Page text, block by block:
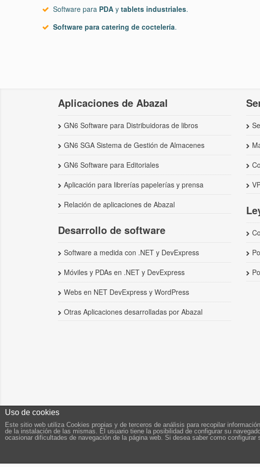
Software para PDA y tablets industriales.
Software para catering de coctelería.
Aplicaciones de Abazal
GN6 Software para Distribuidoras de libros
GN6 SGA Sistema de Gestión de Almacenes
GN6 Software para Editoriales
Aplicación para librerías papelerías y prensa
Relación de aplicaciones de Abazal
Desarrollo de software
Software a medida con .NET y DevExpress
Móviles y PDAs en .NET y DevExpress
Webs en NET DevExpress y WordPress
Otras Aplicaciones desarrolladas por Abazal
Uso de cookies
Este sitio web utiliza Cookies propias y de terceros de análisis para recopilar
de la instalación de las mismas. El usuario tiene la posibilidad de configurar su
ocasionar dificultades de navegación de la página web. Si desea saber como